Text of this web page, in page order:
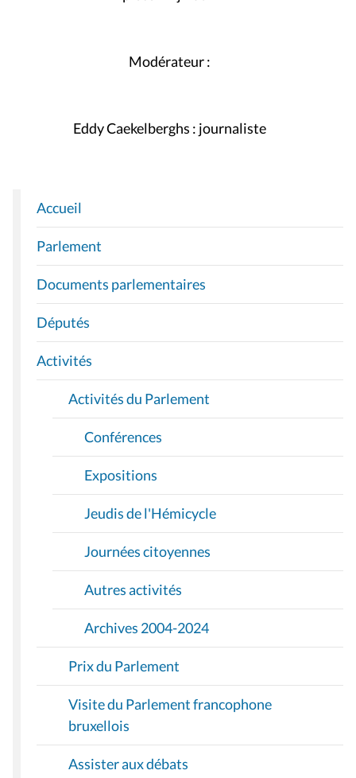
Modérateur :
Eddy Caekelberghs : journaliste
N
A
V
I
G
A
T
I
O
Accueil
Parlement
Documents parlementaires
Députés
Activités
Activités du Parlement
Conférences
Expositions
Jeudis de l'Hémicycle
Journées citoyennes
Autres activités
Archives 2004-2024
Prix du Parlement
Visite du Parlement francophone
bruxellois
Assister aux débats